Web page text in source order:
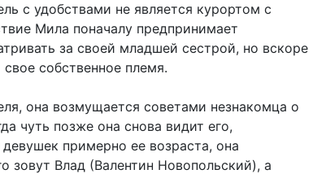
с удобствами не является курортом с
Мила поначалу предпринимает
за своей младшей сестрой, но вскоре
собственное племя.
она возмущается советами незнакомца о
чуть позже она снова видит его,
примерно ее возраста, она
зовут Влад (Валентин Новопольский), а